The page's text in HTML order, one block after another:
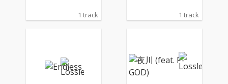
1 track 1 track